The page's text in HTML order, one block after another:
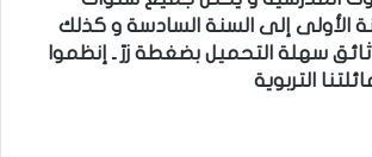
الأولى إلى السنة السادسة و كذلك
سهلة التحميل بضغطة زرّ ـ إنظموا
التربوية